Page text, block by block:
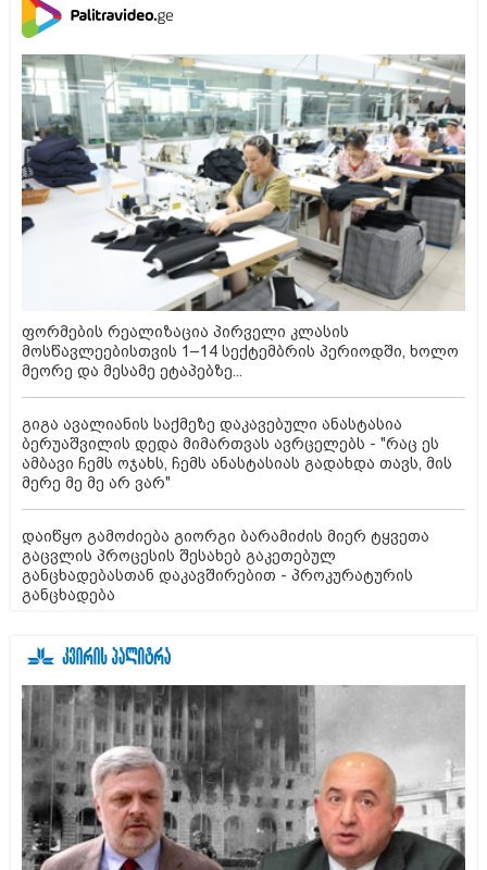
ფორმების რეალიზაცია პირველი კლასის
მოსწავლეებისთვის 1–14 სექტემბრის პერიოდში, ხოლო
მეორე და მესამე ეტაპებზე...
გიგა ავალიანის საქმეზე დაკავებული ანასტასია
ბერუაშვილის დედა მიმართვას ავრცელებს - "რაც ეს
ამბავი ჩემს ოჯახს, ჩემს ანასტასიას გადახდა თავს, მის
მერე მე მე არ ვარ"
დაიწყო გამოძიება გიორგი ბარამიძის მიერ ტყვეთა
გაცვლის პროცესის შესახებ გაკეთებულ
განცხადებასთან დაკავშირებით - პროკურატურის
განცხადება